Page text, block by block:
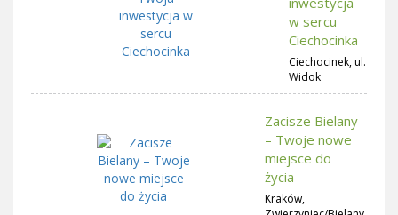
w sercu
Ciechocinka
Ciechocinek, ul.
Widok
Zacisze Bielany
– Twoje nowe
miejsce do
życia
Kraków,